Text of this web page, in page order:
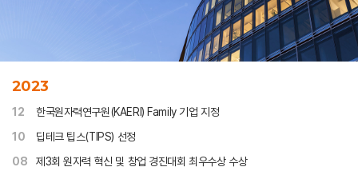
2023
12
한국원자력연구원(KAERI) Family 기업 지정
10
딥테크 팁스(TIPS) 선정
08
제3회 원자력 혁신 및 창업 경진대회 최우수상 수상